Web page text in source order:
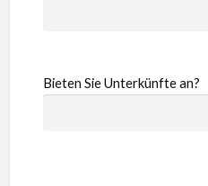
Bieten Sie Unterkünfte an?